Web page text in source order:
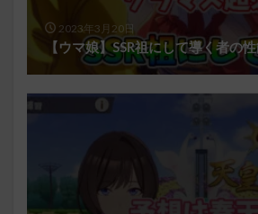
2023年3月20日
【ウマ娘】SSR祖にして導く者の